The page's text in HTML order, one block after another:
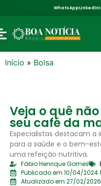
WhatsAppLinkedIn
Início » Bolsa
Veja o quê
seu café da
Especialistas destacam
para a saúde e o bem-
uma refeição nutritiva.
Fábio Henrique Gomes
Publicado em 10/04/2024
Atualizado em 27/02/2026